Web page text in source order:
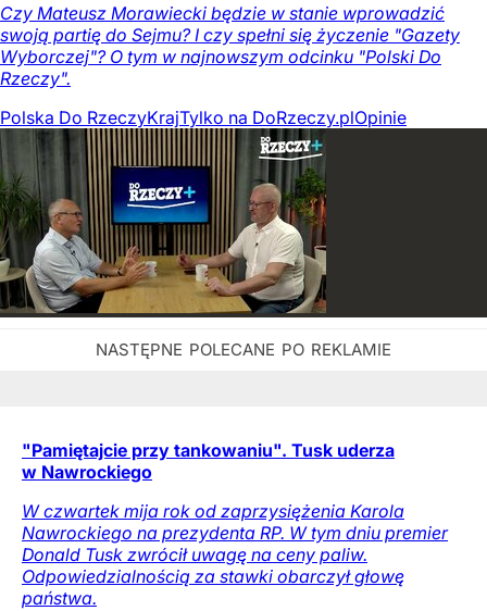
Czy Mateusz Morawiecki będzie w stanie wprowadzić
swoją partię do Sejmu? I czy spełni się życzenie "Gazety
Wyborczej"? O tym w najnowszym odcinku "Polski Do
Rzeczy".
Polska Do RzeczyKrajTylko na DoRzeczy.plOpinie
"Pamiętajcie przy tankowaniu". Tusk uderza
w Nawrockiego
W czwartek mija rok od zaprzysiężenia Karola
Nawrockiego na prezydenta RP. W tym dniu premier
Donald Tusk zwrócił uwagę na ceny paliw.
Odpowiedzialnością za stawki obarczył głowę
państwa.